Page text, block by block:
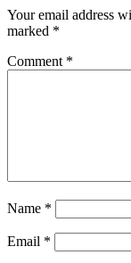
Your email address
marked *
Comment *
Name *
Email *